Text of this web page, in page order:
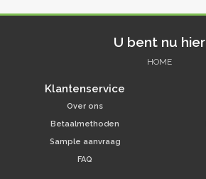
U bent nu hier
HOME
Klantenservice
Over ons
Betaalmethoden
Sample aanvraag
FAQ